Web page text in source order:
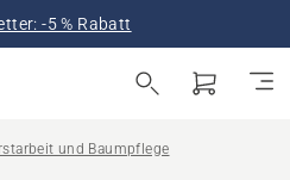
-5 % Rabatt
und Baumpflege